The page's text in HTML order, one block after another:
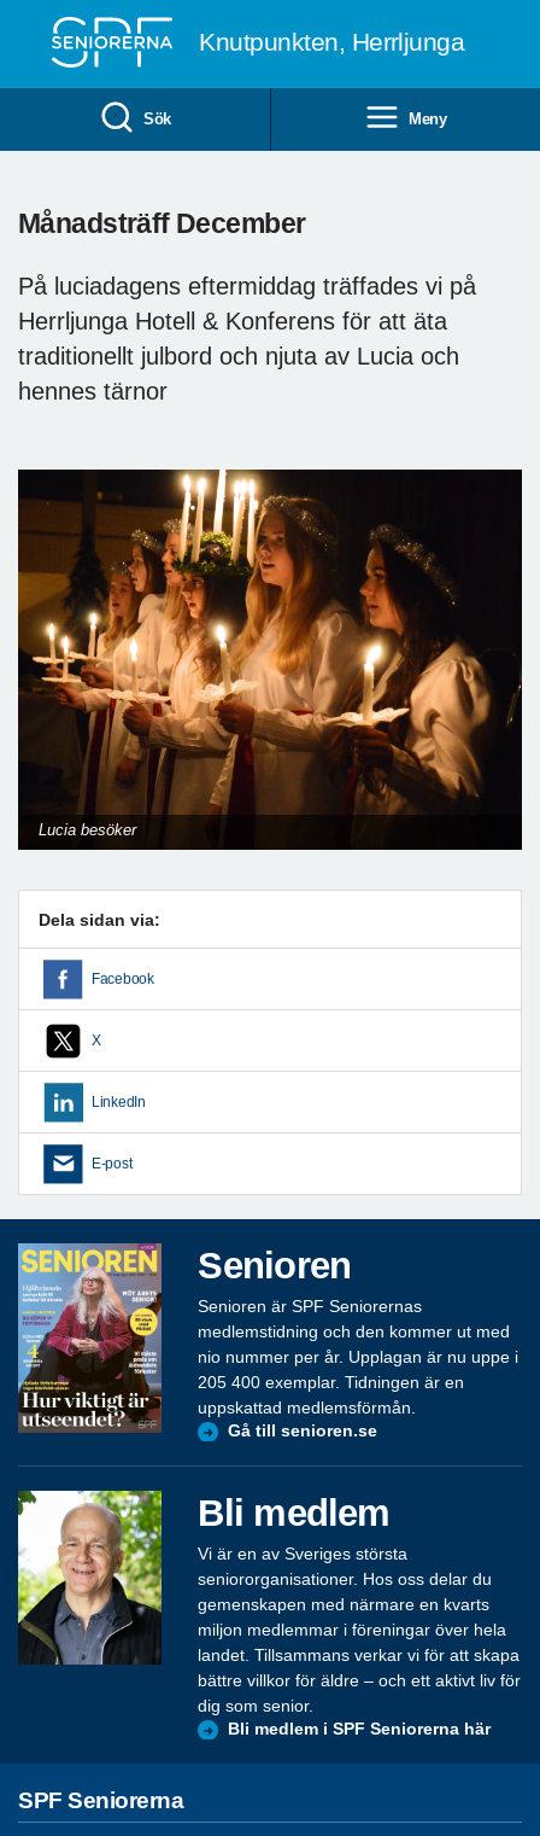
Knutpunkten, Herrljunga
Sök Meny
Månadsträff December
På luciadagens eftermiddag träffades vi på
Herrljunga Hotell & Konferens för att äta
traditionellt julbord och njuta av Lucia och
hennes tärnor
Lucia besöker
Dela sidan via:
Facebook
X
LinkedIn
E-post
Senioren
Senioren är SPF Seniorernas
medlemstidning och den kommer ut med
nio nummer per år. Upplagan är nu uppe i
205 400 exemplar. Tidningen är en
uppskattad medlemsförmån.
Gå till senioren.se
Bli medlem
Vi är en av Sveriges största
seniororganisationer. Hos oss delar du
gemenskapen med närmare en kvarts
miljon medlemmar i föreningar över hela
landet. Tillsammans verkar vi för att skapa
bättre villkor för äldre – och ett aktivt liv för
dig som senior.
Bli medlem i SPF Seniorerna här
SPF Seniorerna